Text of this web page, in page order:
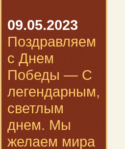
09.05.2023
Поздравляем
с Днем
Победы — С
легендарным,
светлым
днем. Мы
желаем мира